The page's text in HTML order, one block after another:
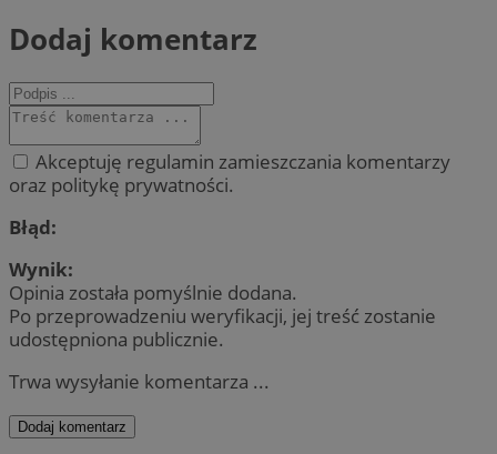
Dodaj komentarz
Akceptuję regulamin zamieszczania komentarzy
oraz politykę prywatności.
Błąd:
Wynik:
Opinia została pomyślnie dodana.
Po przeprowadzeniu weryfikacji, jej treść zostanie
udostępniona publicznie.
Trwa wysyłanie komentarza ...
Dodaj komentarz